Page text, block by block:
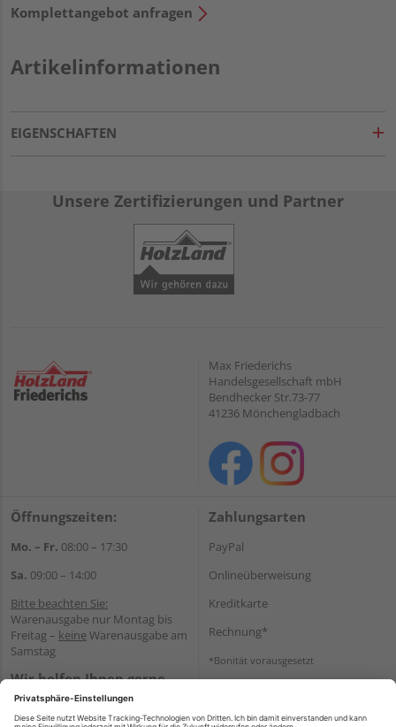
Komplettangebot anfragen
Artikelinformationen
EIGENSCHAFTEN
Unsere Zertifizierungen und Partner
Max Friederichs
Handelsgesellschaft mbH
Bendhecker Str.73-77
41236 Mönchengladbach
Öffnungszeiten:
Mo. – Fr. 08:00 – 17:30
Sa. 09:00 – 14:00
Bitte beachten Sie:
Warenausgabe nur Montag bis
Freitag – keineWarenausgabe am
Samstag
Wir helfen Ihnen gerne
weiter
Tel.:+49 2166 9199137
Zahlungsarten
PayPal
Onlineüberweisung
Kreditkarte
Rechnung*
*Bonität vorausgesetzt